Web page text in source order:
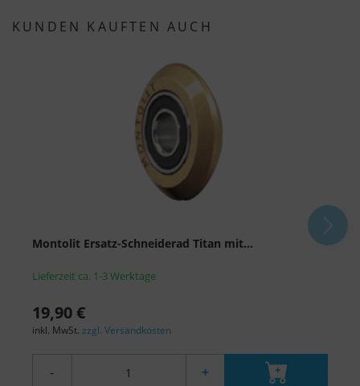
KUNDEN KAUFTEN AUCH
Montolit Ersatz-Schneiderad Titan mit...
Lieferzeit ca. 1-3 Werktage
19,90 €
inkl. MwSt. zzgl. Versandkosten
- +